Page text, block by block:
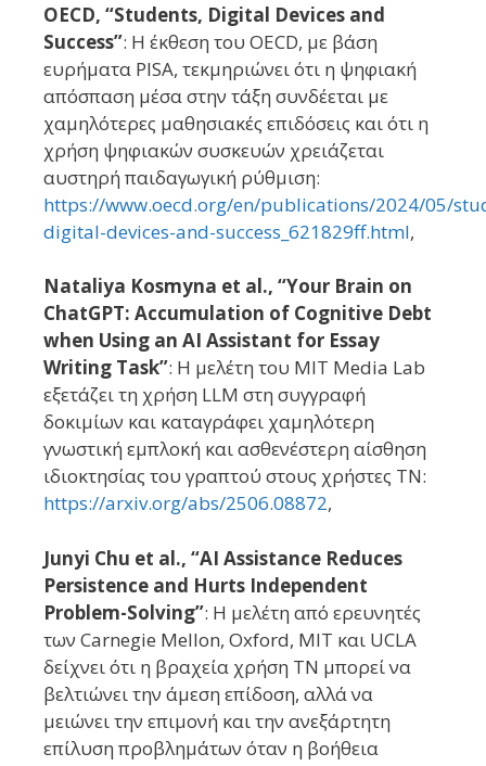
OECD, “Students, Digital Devices and
Success”: Η έκθεση του OECD, με βάση
ευρήματα PISA, τεκμηριώνει ότι η ψηφιακή
απόσπαση μέσα στην τάξη συνδέεται με
χαμηλότερες μαθησιακές επιδόσεις και ότι η
χρήση ψηφιακών συσκευών χρειάζεται
αυστηρή παιδαγωγική ρύθμιση:
https://www.oecd.org/en/publications/2024/05/
digital-devices-and-success_621829ff.html,
Nataliya Kosmyna et al., “Your Brain on
ChatGPT: Accumulation of Cognitive Debt
when Using an AI Assistant for Essay
Writing Task”: Η μελέτη του MIT Media Lab
εξετάζει τη χρήση LLM στη συγγραφή
δοκιμίων και καταγράφει χαμηλότερη
γνωστική εμπλοκή και ασθενέστερη αίσθηση
ιδιοκτησίας του γραπτού στους χρήστες ΤΝ:
https://arxiv.org/abs/2506.08872,
Junyi Chu et al., “AI Assistance Reduces
Persistence and Hurts Independent
Problem-Solving”: Η μελέτη από ερευνητές
των Carnegie Mellon, Oxford, MIT και UCLA
δείχνει ότι η βραχεία χρήση ΤΝ μπορεί να
βελτιώνει την άμεση επίδοση, αλλά να
μειώνει την επιμονή και την ανεξάρτητη
επίλυση προβλημάτων όταν η βοήθεια